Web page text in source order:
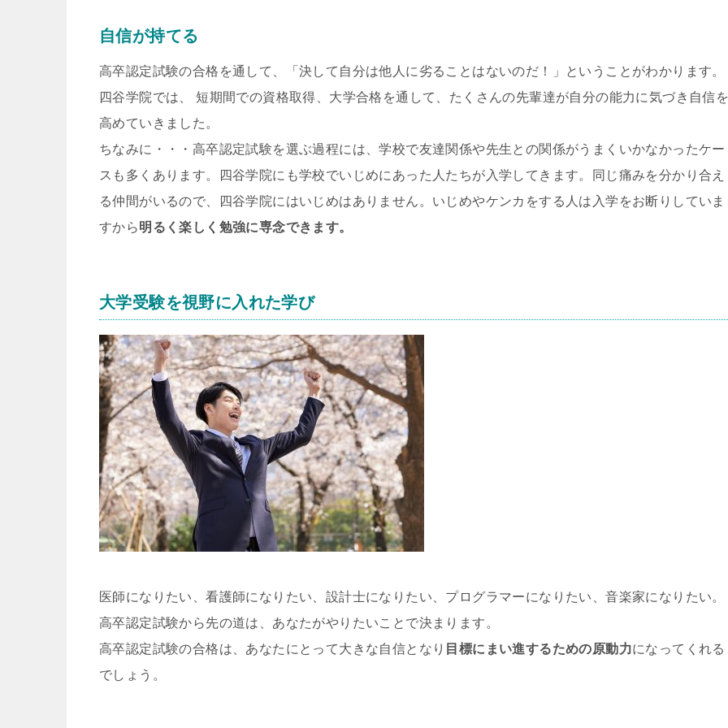
自信が持てる
高卒認定試験の合格を通して、「決して自分は他人に劣ることはないのだ！」ということがわかります。
四谷学院では、 短期間での資格取得、大学合格を通して、たくさんの先輩達が自分の能力に気づき自信
高めていきました。
ちなみに・・・高卒認定試験を選ぶ過程には、学校で友達関係や先生との関係がうまくいかなかったケー
スも多くあります。四谷学院にも学校でいじめにあった人たちが入学してきます。同じ痛みを分かり合え
る仲間がいるので、四谷学院にはいじめはありません。いじめやケンカをする人は入学をお断りしていま
すから明るく楽しく勉強に専念できます。
大学受験を視野に入れた学び
医師になりたい、看護師になりたい、設計士になりたい、プログラマーになりたい、音楽家になりたい。
高卒認定試験から先の道は、あなたがやりたいことで決まります。
高卒認定試験の合格は、あなたにとって大きな自信となり 目標にまい進するための原動力になってくれる
でしょう。